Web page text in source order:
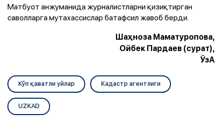
Матбуот анжуманида журналистларни қизиқтирган
саволларга мутахассислар батафсил жавоб берди.
Шаҳноза Маматуропова,
Ойбек Пардаев (сурат),
ЎзА
Кўп қаватли уйлар Кадастр агентлиги
UZKAD